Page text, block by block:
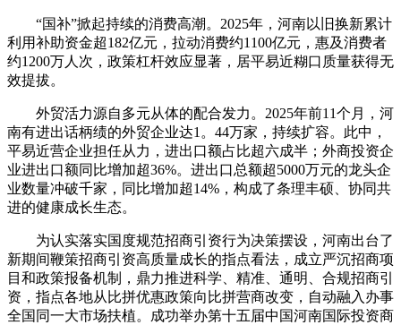
“国补”掀起持续的消费高潮。2025年，河南以旧换新累计
利用补助资金超182亿元，拉动消费约1100亿元，惠及消费者
约1200万人次，政策杠杆效应显著，居平易近糊口质量获得无
效提拔。
外贸活力源自多元从体的配合发力。2025年前11个月，河
南有进出话柄绩的外贸企业达1。44万家，持续扩容。此中，
平易近营企业担任从力，进出口额占比超六成半；外商投资企
业进出口额同比增加超36%。进出口总额超5000万元的龙头企
业数量冲破千家，同比增加超14%，构成了条理丰硕、协同共
进的健康成长生态。
为认实落实国度规范招商引资行为决策摆设，河南出台了
新期间鞭策招商引资高质量成长的指点看法，成立严沉招商项
目和政策报备机制，鼎力推进科学、精准、通明、合规招商引
资，指点各地从比拼优惠政策向比拼营商改变，自动融入办事
全国同一大市场扶植。成功举办第十五届中国河南国际投资商